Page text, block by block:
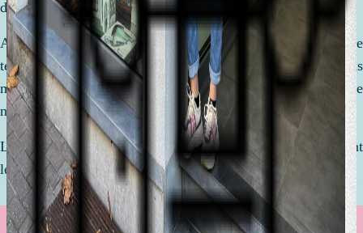
de votre vie.
Afin de préparer la venue de ce petit être, nous prenons le
temps de discuter, de comparer et de vous conseiller. Nous
mettons tout en oeuvre pour réaliser ensemble une liste de
naissance qui vous ressemble !
Le but ? Être équipé de l'essentiel pour accueillir votre enfant
le plus sereinement avec des articles de qualité.